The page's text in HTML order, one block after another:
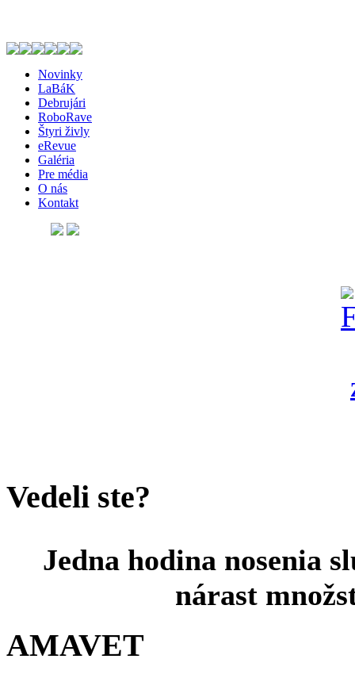
Novinky
LaBáK
Debrujári
RoboRave
Štyri živly
eRevue
Galéria
Pre média
O nás
Kontakt
Vedeli ste?
Jedna hodina nosenia
nárast
AMAVET